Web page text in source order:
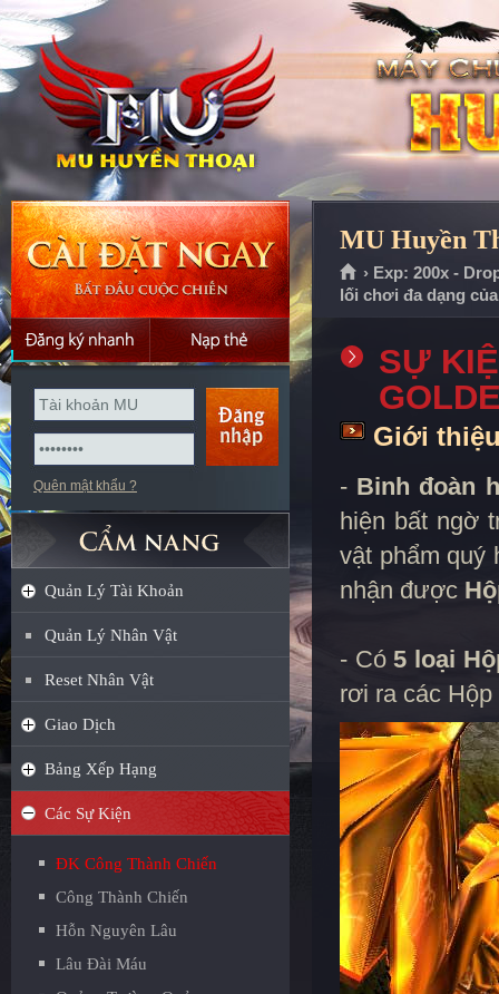
Quên mật khẩu ?
Quản Lý Tài Khoản
Quản Lý Nhân Vật
Reset Nhân Vật
Giao Dịch
Bảng Xếp Hạng
Các Sự Kiện
ĐK Công Thành Chiến
Công Thành Chiến
Hỗn Nguyên Lâu
Lâu Đài Máu
MU Huyền
› Exp: 200x -
lối chơi đa dạng
SỰ
Giới
- Binh đoàn
hiện bất ngờ
vật phẩm quý
nhận được
- Có5 loại
rơi ra các